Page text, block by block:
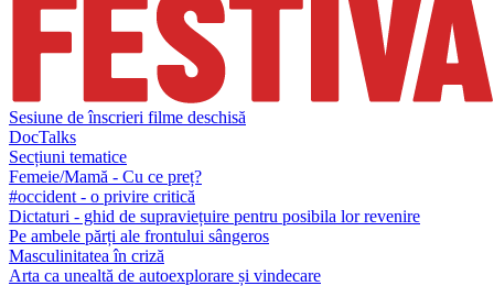
Sesiune de înscrieri filme deschisă
DocTalks
Secțiuni tematice
Femeie/Mamă - Cu ce preț?
#occident - o privire critică
Dictaturi - ghid de supraviețuire pentru posibila lor revenire
Pe ambele părți ale frontului sângeros
Masculinitatea în criză
Arta ca unealtă de autoexplorare și vindecare